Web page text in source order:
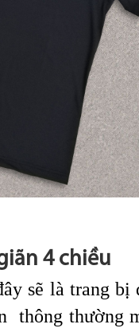
4 chiều
sẽ là trang
thông thường